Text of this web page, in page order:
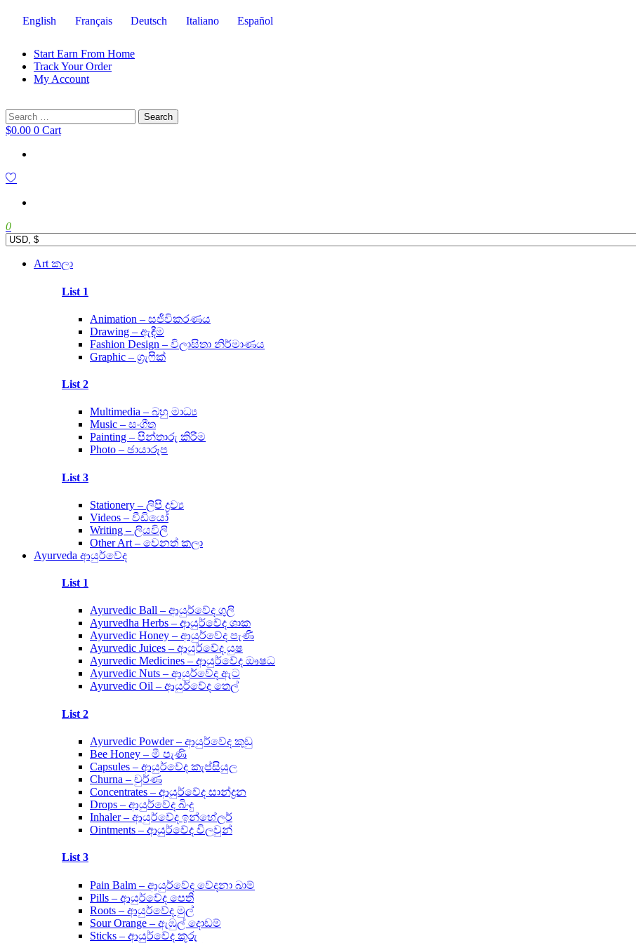
English Français Deutsch Italiano Español
Start Earn From Home
Track Your Order
My Account
Search
for:
$0.00 0 Cart
0
Main
Art කලා
List 1
Animation – සජීවිකරණය
Drawing – ඇඳීම
Fashion Design – විලාසිතා නිර්මාණය
Graphic – ග්‍රැෆික්
List 2
Multimedia – බහු මාධ්‍ය
Music – සංගීත
Painting – පින්තාරු කිරීම
Photo – ඡායාරූප
List 3
Stationery – ලිපි ද්‍රව්‍ය
Videos – වීඩියෝ
Writing – ලියවිලි
Other Art – වෙනත් කලා
Ayurveda ආයුර්වේද
List 1
Ayurvedic Ball – ආයුර්වේද ගුලි
Ayurvedha Herbs – ආයුර්වේද ශාක
Ayurvedic Honey – ආයුර්වේද පැණි
Ayurvedic Juices – ආයුර්වේද යුෂ
Ayurvedic Medicines – ආයුර්වේද ඖෂධ
Ayurvedic Nuts – ආයුර්වේද ඇට
Ayurvedic Oil – ආයුර්වේද තෙල්
List 2
Ayurvedic Powder – ආයුර්වේද කුඩු
Bee Honey – මී පැණි
Capsules – ආයුර්වේද කැප්සියුල
Churna – චුර්ණ
Concentrates – ආයුර්වේද සාන්ද්‍රන
Drops – ආයුර්වේද බිංදු
Inhaler – ආයුර්වේද ඉන්හේලර්
Ointments – ආයුර්වේද විලවුන්
List 3
Pain Balm – ආයුර්වේද වේදනා බාම්
Pills – ආයුර්වේද පෙති
Roots – ආයුර්වේද මුල්
Sour Orange – ඇඹුල් දොඩම්
Sticks – ආයුර්වේද කූරු